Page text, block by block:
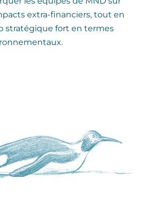
extra-financiers, tout en
stratégique fort en termes